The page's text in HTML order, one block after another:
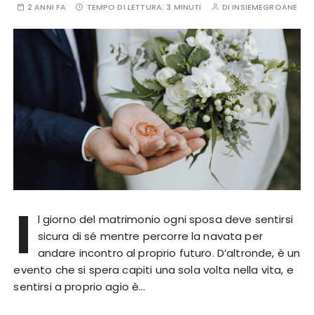
2 ANNI FA TEMPO DI LETTURA: 3 MINUTI DIINSIEMEGROANE
I
l giorno del matrimonio ogni sposa deve sentirsi
sicura di sé mentre percorre la navata per
andare incontro al proprio futuro. D’altronde, è un
evento che si spera capiti una sola volta nella vita, e
sentirsi a proprio agio è…